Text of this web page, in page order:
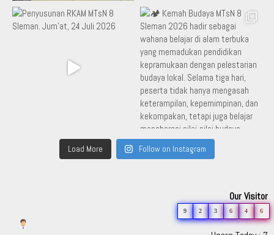
Load More Follow on Instagram
Our Visitor
9 2 3 6 4 6